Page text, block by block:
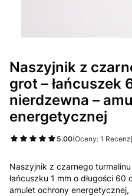
Naszyjnik z
grot – łańcuszek
nierdzewna –
energetycznej
5.00(Oceny: 1
Naszyjnik z czarnego
łańcuszku 1 mm o długości
amulet ochrony energetycznej,